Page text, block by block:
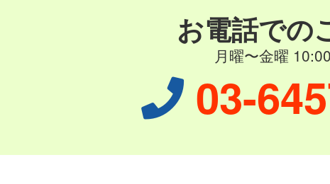
お電話での
月曜〜金曜
03-